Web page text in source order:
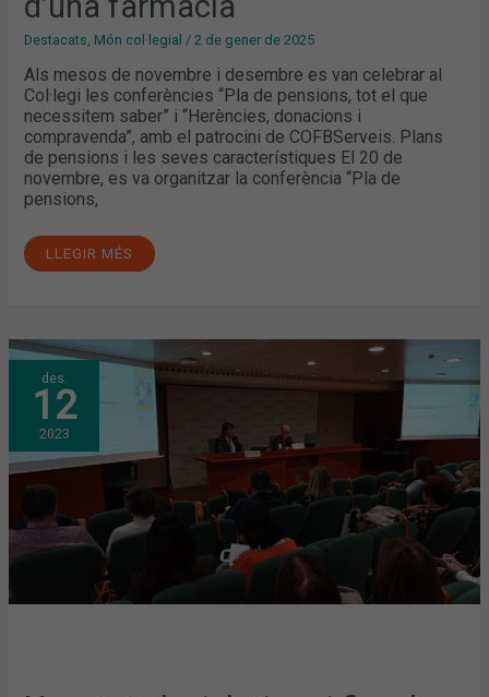
Destacats Món col·legial /2 de gener de 2025
Als mesos de novembre i desembre es van celebrar al
Col·legi les conferències “Pla de pensions, tot el que
necessitem saber” i “Herències, donacions i
compravenda”, amb el patrocini de COFBServeis. Plans
de pensions i les seves característiques El 20 de
novembre, es va organitzar la conferència “Pla de
pensions,
LLEGIR MÉS
des.
12
2023
NOVETATS
LEGISLATIVES
I
FISCALS
EN
TRANSMISSIONS,
DONACIONS
I